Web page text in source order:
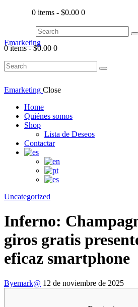
0 items - $0.00 0
Emarketing
0 items-$0.00 0
Emarketing Close
Home
Quiénes somos
Shop
Lista de Deseos
Contactar
Uncategorized
Inferno:
giros gratis
eficaz smartphone
Byemark@ 12 de noviembre de 2025